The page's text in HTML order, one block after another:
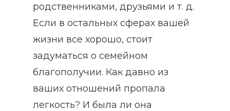
родственниками, друзьями и т. д.
Если в остальных сферах вашей
жизни все хорошо, стоит
задуматься о семейном
благополучии. Как давно из
ваших отношений пропала
легкость? И была ли она